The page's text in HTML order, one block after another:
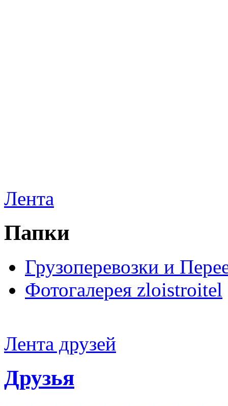
Лента
Папки
Грузоперевозки и
Фотогалерея zloistroitel
Лента друзей
Друзья